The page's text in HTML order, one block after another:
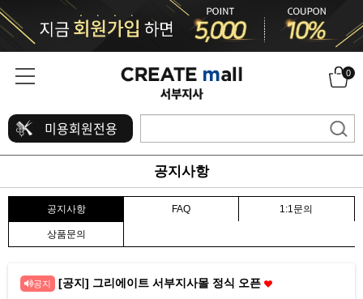
0
미용회원전용
공지사항
공지사항 FAQ 1:1문의
상품문의
공지 [공지] 그리에이트 서부지사몰 정식 오픈